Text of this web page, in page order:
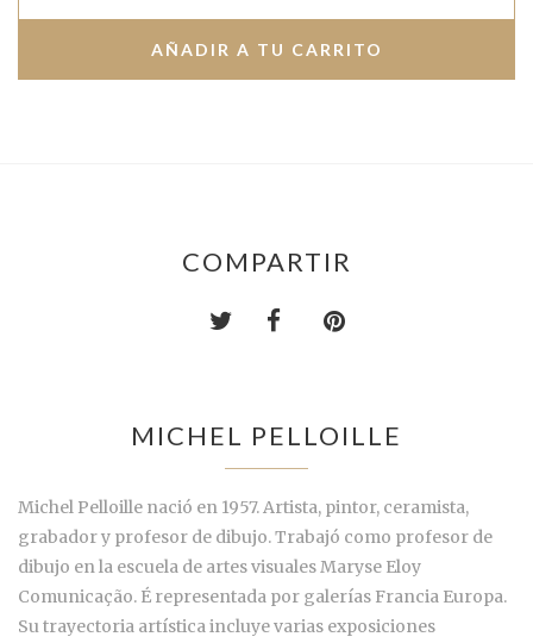
COMPARTIR
MICHEL PELLOILLE
Michel Pelloille nació en 1957. Artista, pintor, ceramista,
grabador y profesor de dibujo. Trabajó como profesor de
dibujo en la escuela de artes visuales Maryse Eloy
Comunicação. É representada por galerías Francia Europa.
Su trayectoria artística incluye varias exposiciones